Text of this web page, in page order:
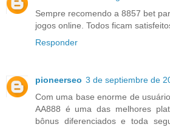
Sempre recomendo a 8857 bet
jogos online. Todos ficam
Responder
pioneerseo 3 de septiembre de
Com uma base enorme de
AA888 é uma das melhores
bônus diferenciados e toda